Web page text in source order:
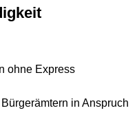
ohne Express
in Anspruch